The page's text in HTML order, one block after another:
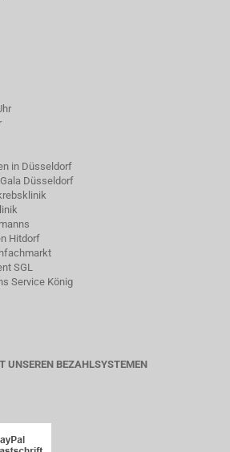
in Düsseldorf
Düsseldorf
Hitdorf
SGL
Service König
UNSEREN BEZAHLSYSTEMEN